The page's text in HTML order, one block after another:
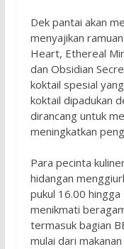
Dek pantai akan
menyajikan
Heart, Ethereal
dan Obsidian
koktail spesial
koktail dipadukan
dirancang untuk
meningkatkan
Para pecinta
hidangan
pukul 16.00
menikmati
termasuk bagian
mulai dari